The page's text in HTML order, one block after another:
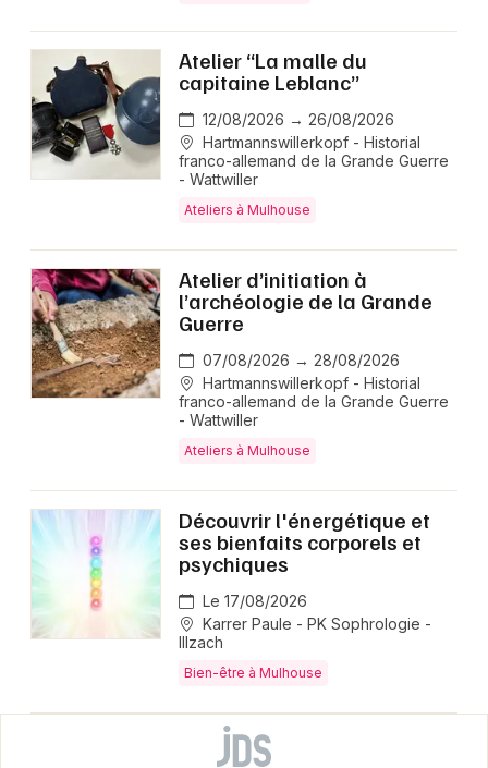
Atelier “La malle du
capitaine Leblanc”
12/08/2026 → 26/08/2026
Hartmannswillerkopf - Historial
franco-allemand de la Grande Guerre
- Wattwiller
Ateliers à Mulhouse
Atelier d’initiation à
l’archéologie de la Grande
Guerre
07/08/2026 → 28/08/2026
Hartmannswillerkopf - Historial
franco-allemand de la Grande Guerre
- Wattwiller
Ateliers à Mulhouse
Découvrir l'énergétique et
ses bienfaits corporels et
psychiques
Le 17/08/2026
Karrer Paule - PK Sophrologie -
Illzach
Bien-être à Mulhouse